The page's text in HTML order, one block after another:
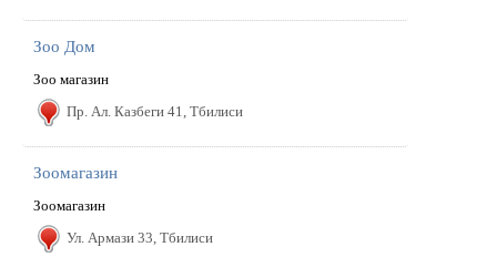
Зоо Дом
Зоо магазин
Пр. Ал. Казбеги 41, Тбилиси
Зоомагазин
Зоомагазин
Ул. Армази 33, Тбилиси